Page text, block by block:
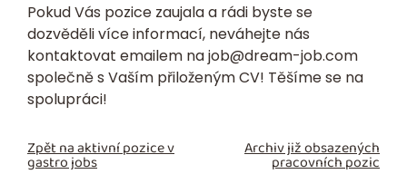
Pokud Vás pozice zaujala a rádi byste se
dozvěděli více informací, neváhejte nás
kontaktovat emailem najob@dream-job.com
společně s Vaším přiloženýmCV! Těšíme se na
spolupráci!
Zpět na aktivní pozice v
gastro jobs
Archiv již obsazených
pracovních pozic